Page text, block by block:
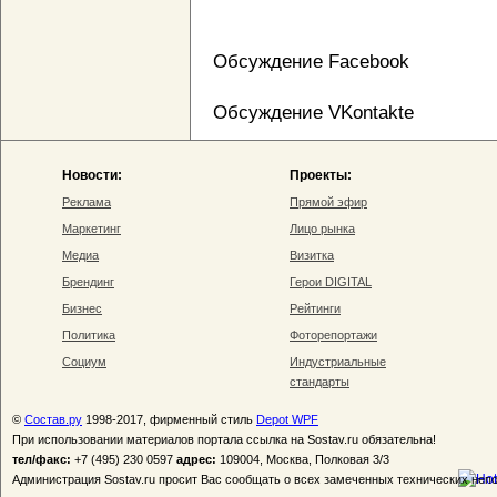
Обсуждение Facebook
Обсуждение VKontakte
Новости:
Реклама
Маркетинг
Медиа
Брендинг
Бизнес
Политика
Социум
Проекты:
Прямой эфир
Лицо рынка
Визитка
Герои DIGITAL
Рейтинги
Фоторепортажи
Индустриальные
стандарты
© Состав.ру 1998-2017, фирменный стиль Depot WPF
При использовании материалов портала ссылка на Sostav.ru обязательна!
тел/факс: +7 (495) 230 0597 адрес: 109004, Москва, Полковая 3/3
Администрация Sostav.ru просит Вас сообщать о всех замеченных технических